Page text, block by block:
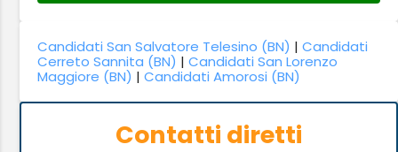
Candidati San Salvatore Telesino (BN) |Candidati
Cerreto Sannita (BN) |Candidati San Lorenzo
Maggiore (BN) |Candidati Amorosi (BN)
Contatti diretti